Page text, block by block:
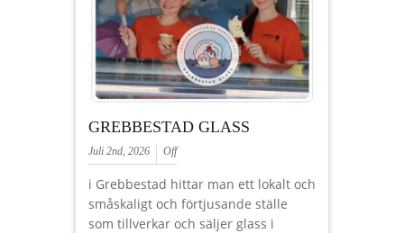
GREBBESTAD GLASS
Juli 2nd, 2026 Off
i Grebbestad hittar man ett lokalt och
småskaligt och förtjusande ställe
som tillverkar och säljer glass i